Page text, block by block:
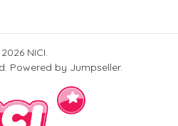
NICI.
Powered by Jumpseller.